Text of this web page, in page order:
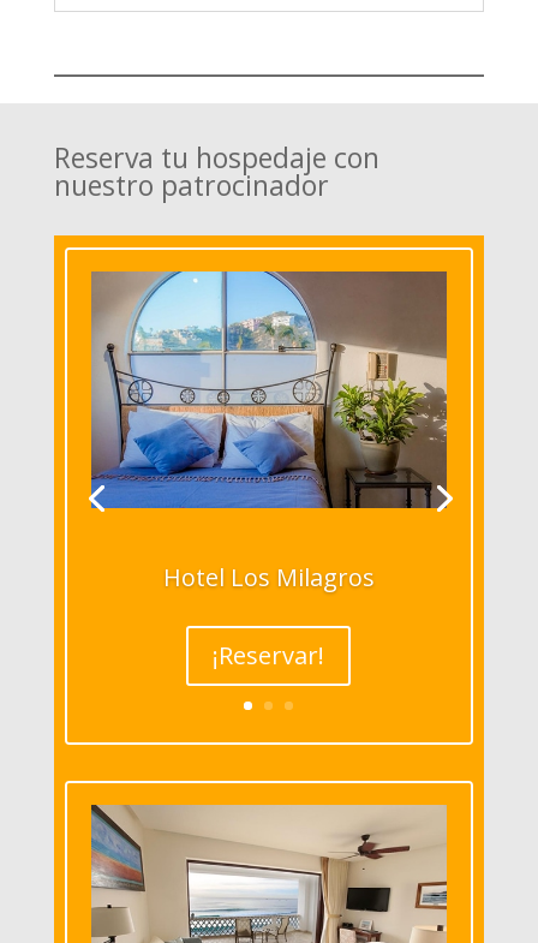
Reserva tu hospedaje con
nuestro patrocinador
Hotel Los Milagros
¡Reservar!